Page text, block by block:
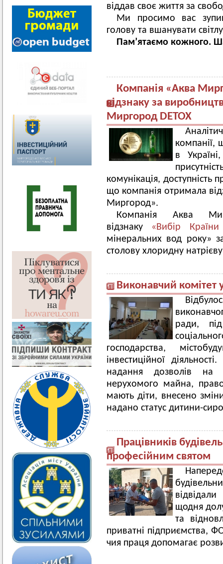
віддав своє життя за
Ми просимо вас
голову та вшанувати
Пам’ятаємо кожного.
Компанія «Аква
відзнаку за
Миргород DETOX
компанії,
в
комунікація, доступність
що компанія отримала
Миргород».
Компанія Аква
відзнаку «Вибір
мінеральних вод року»
столову хлоридну
Виконавчий комітет
ради,
господарства,
інвестиційної
надання дозволів на
нерухомого майна,
мають діти, внесено
надано статус дитини-
Працівників
професійним святом
щодня
та
приватні підприємства,
чия праця допомагає